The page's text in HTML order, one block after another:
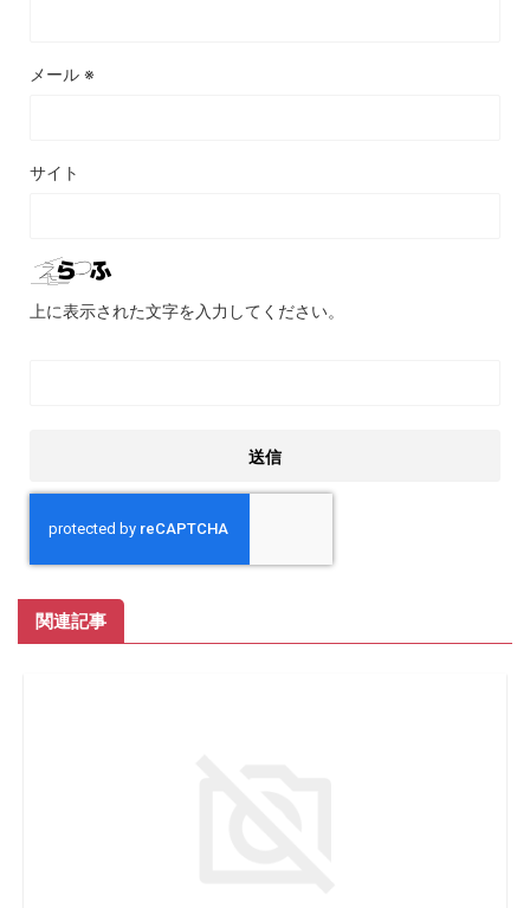
メール ※
サイト
上に表示された文字を入力してください。
関連記事